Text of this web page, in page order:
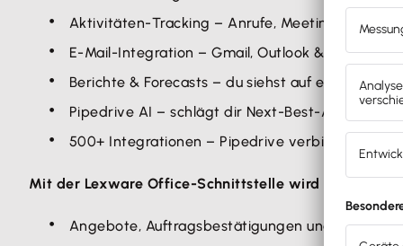
Aktivitäten-Tracking – Anrufe, Meetings und E-
E-Mail-Integration – Gmail, Outlook & Co. direkt
Berichte & Forecasts – du siehst auf einen Blick,
Pipedrive AI – schlägt dir Next-Best-Actions vor
500+ Integrationen – Pipedrive verbindet sich
Mit der Lexware Office-Schnittstelle wird Pipedrive
Angebote, Auftragsbestätigungen und E-